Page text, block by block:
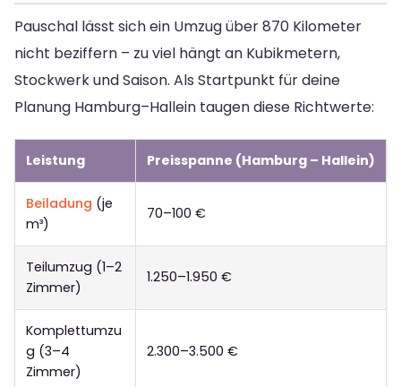
Pauschal lässt sich ein Umzug über 870 Kilometer
nicht beziffern – zu viel hängt an Kubikmetern,
Stockwerk und Saison. Als Startpunkt für deine
Planung Hamburg–Hallein taugen diese Richtwerte:
Leistung Preisspanne (Hamburg – Hallein)
Beiladung (je
m³)
70–100 €
Teilumzug (1–2
Zimmer)
1.250–1.950 €
Komplettumzu
g (3–4
Zimmer)
2.300–3.500 €